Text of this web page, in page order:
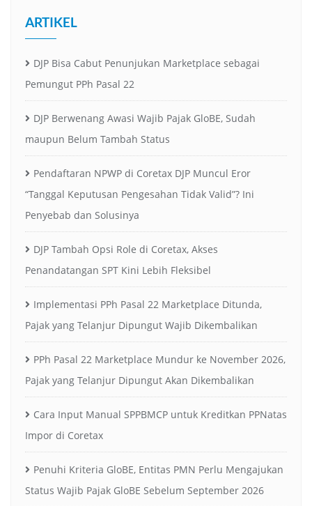
ARTIKEL
DJP Bisa Cabut Penunjukan Marketplace sebagai
Pemungut PPh Pasal 22
DJP Berwenang Awasi Wajib Pajak GloBE, Sudah
maupun Belum Tambah Status
Pendaftaran NPWP di Coretax DJP Muncul Eror
“Tanggal Keputusan Pengesahan Tidak Valid”? Ini
Penyebab dan Solusinya
DJP Tambah Opsi Role di Coretax, Akses
Penandatangan SPT Kini Lebih Fleksibel
Implementasi PPh Pasal 22 Marketplace Ditunda,
Pajak yang Telanjur Dipungut Wajib Dikembalikan
PPh Pasal 22 Marketplace Mundur ke November 2026,
Pajak yang Telanjur Dipungut Akan Dikembalikan
Cara Input Manual SPPBMCP untuk Kreditkan PPNatas
Impor di Coretax
Penuhi Kriteria GloBE, Entitas PMN Perlu Mengajukan
Status Wajib Pajak GloBE Sebelum September 2026